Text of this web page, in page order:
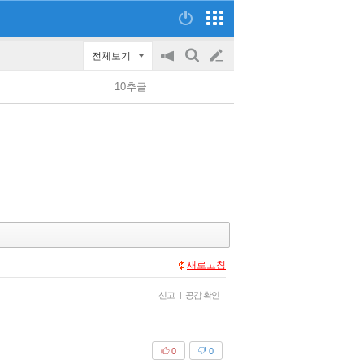
전체보기
공
on/off
검
글
쓰
10추글
새로고침
신고 | 공감 확인
0
0